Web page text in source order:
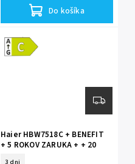
Do košíka
Energetická
trieda C
Haier HBW7518C + BENEFIT
+ 5 ROKOV ZARUKA + + 20
3 dni